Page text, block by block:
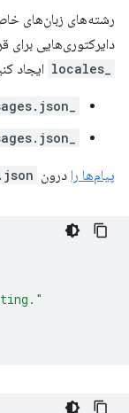
رشته‌های زبان‌های
دایرکتوری‌هایی برای
ایجاد
پیام‌ها را درون